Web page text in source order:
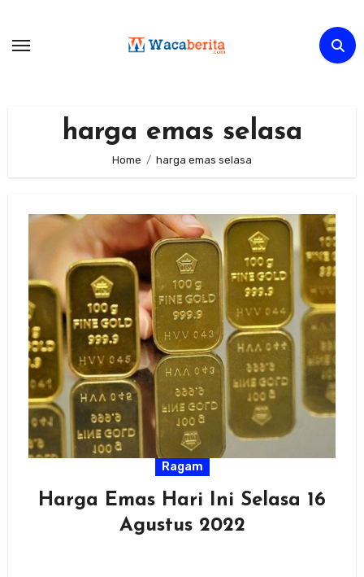
content
harga emas selasa
Home harga emas selasa
Ragam
Harga Emas Hari Ini Selasa 16
Agustus 2022